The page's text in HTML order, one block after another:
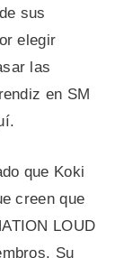
sus
elegir
las
en SM
que Koki
creen que
LOUD
Su